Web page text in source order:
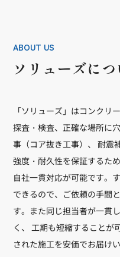
ABOUT US
ソリューズにつ
「ソリューズ」はコンクリ
探査・検査、正確な場所に
事（コア抜き工事）、 耐震
強度・耐久性を保証するた
自社一貫対応が可能です。
できるので、ご依頼の手間
す。また同じ担当者が一貫
く、 工期も短縮することが
された施工を安価でお届けい